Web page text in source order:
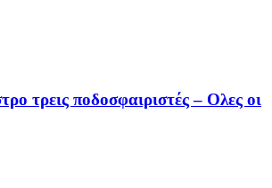
τρεις ποδοσφαιριστές – Ολες οι